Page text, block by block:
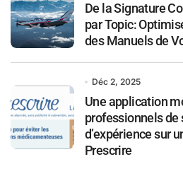
De la Signature
par Topic:
des Manuels de
Déc 2, 2025
Une application
professionnels de
d’expérience sur
Prescrire